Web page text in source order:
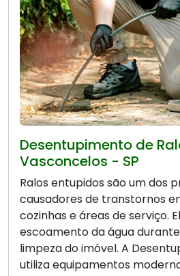
Desentupimento de
Vasconcelos - SP
Ralos entupidos são um dos
causadores de transtornos
cozinhas e áreas de serviço.
escoamento da água
limpeza do imóvel. A
utiliza equipamentos